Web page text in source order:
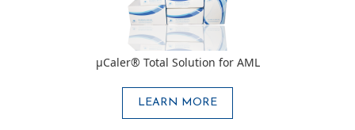
μCaler® Total Solution for AML
LEARN MORE